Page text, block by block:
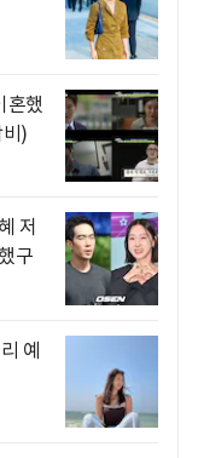
혼했
)
저
구
예